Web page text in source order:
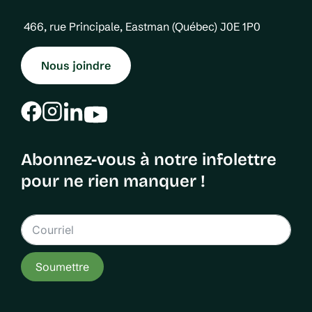
s
p
u
b
l
c
a
t
i
o
n
466, rue Principale, Eastman (Québec) J0E 1P0
Nous joindre
Abonnez-vous à notre infolettre
pour ne rien manquer !
Soumettre